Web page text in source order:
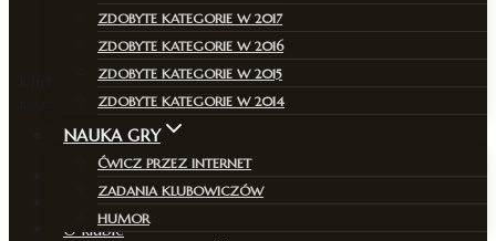
ZDOBYTE KATEGORIE W 2017
ZDOBYTE KATEGORIE W 2016
ZDOBYTE KATEGORIE W 2015
ZDOBYTE KATEGORIE W 2014
NAUKA GRY
ĆWICZ PRZEZ INTERNET
ZADANIA KLUBOWICZÓW
HUMOR
Klub, w którym pasja do szachów łączy pokolenia i
rozwija strategiczne myślenie.
Aktualności
Zajęcia
O klubie